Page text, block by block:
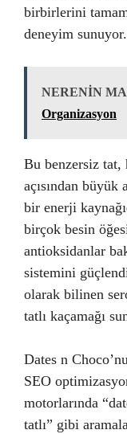
birbirlerini
deneyim sunuyor.
NERENİN
Organizasyon
Bu benzersiz tat,
açısından
bir enerji
birçok besin
antioksidanlar
sistemini
olarak bilinen
tatlı kaçamağı
Dates n
SEO
motorlarında
tatlı” gibi